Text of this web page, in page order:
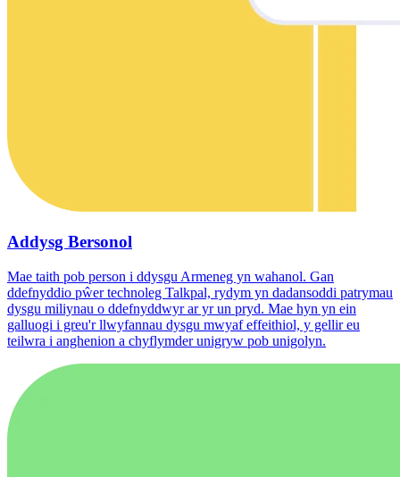
Addysg Bersonol
Mae taith pob person i ddysgu Armeneg yn wahanol. Gan
ddefnyddio pŵer technoleg Talkpal, rydym yn dadansoddi patrymau
dysgu miliynau o ddefnyddwyr ar yr un pryd. Mae hyn yn ein
galluogi i greu'r llwyfannau dysgu mwyaf effeithiol, y gellir eu
teilwra i anghenion a chyflymder unigryw pob unigolyn.